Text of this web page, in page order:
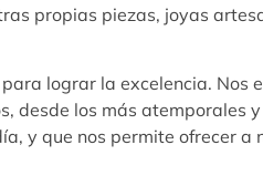
propias piezas, joyas
lograr la excelencia. Nos
los más atemporales
y que nos permite ofrecer a